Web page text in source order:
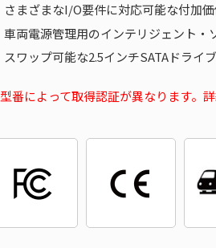
さまざまなI/O要件に対応可能な付加
車両電源管理用のインテリジェント
スワップ可能な2.5インチSATAドライ
型番によって取得認証が異なります。